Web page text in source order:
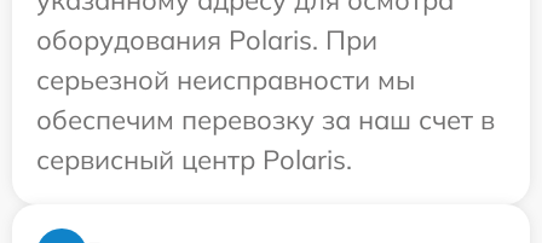
оборудования Polaris. При
серьезной неисправности мы
обеспечим перевозку за наш счет в
сервисный центр Polaris.